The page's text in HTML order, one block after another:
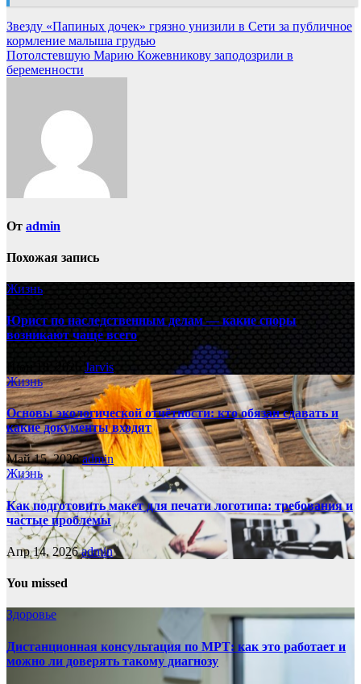
Навигация
по
записям
Звезду «Папиных дочек» грязно унизили в Сети за публичное
кормление малыша грудью
Потолстевшую Марию Кожевникову заподозрили в
беременности
От admin
Похожая запись
Жизнь
Юрист по наследственным делам — какие споры
возникают чаще всего
Jarvis
Жизнь
Основы экологической отчётности: кто обязан сдавать и
какие документы входят
Май 15, 2026admin
Жизнь
Как подготовить макет для печати логотипа: требования и
частые проблемы
Апр 14, 2026admin
You missed
Здоровье
Дистанционная консультация по МРТ: как это работает и
можно ли доверять такому диагнозу